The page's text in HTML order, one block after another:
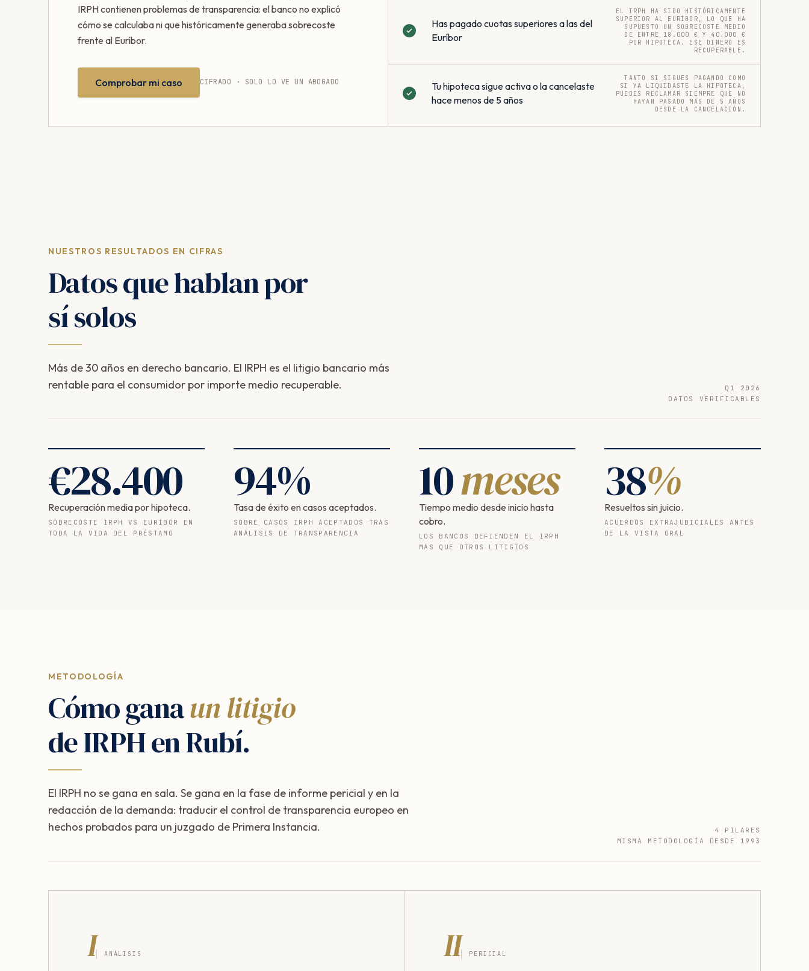
IRPH contienen problemas de transparencia: el banco no explicó
cómo se calculaba ni que históricamente generaba sobrecoste
frente al Euríbor.
Comprobar mi caso CIFRADO · SOLO LO VE UN ABOGADO
Has pagado cuotas superiores a las del
Euríbor
EL IRPH HA SIDO HISTÓRICAMENTE
SUPERIOR AL EURÍBOR, LO QUE HA
SUPUESTO UN SOBRECOSTE MEDIO
DE ENTRE 18.000 € Y 40.000 €
POR HIPOTECA. ESE DINERO ES
RECUPERABLE.
Tu hipoteca sigue activa o la cancelaste
hace menos de 5 años
TANTO SI SIGUES PAGANDO COMO
SI YA LIQUIDASTE LA HIPOTECA,
PUEDES RECLAMAR SIEMPRE QUE NO
HAYAN PASADO MÁS DE 5 AÑOS
DESDE LA CANCELACIÓN.
NUESTROS RESULTADOS EN CIFRAS
Datos que hablan por
sí solos
Más de 30 años en derecho bancario. El IRPH es el litigio bancario más
rentable para el consumidor por importe medio recuperable.
Q1 2026
DATOS VERIFICABLES
€28.400
Recuperación media por hipoteca.
SOBRECOSTE IRPH VS EURÍBOR EN
TODA LA VIDA DEL PRÉSTAMO
94%
Tasa de éxito en casos aceptados.
SOBRE CASOS IRPH ACEPTADOS TRAS
ANÁLISIS DE TRANSPARENCIA
10meses
Tiempo medio desde inicio hasta
cobro.
LOS BANCOS DEFIENDEN EL IRPH
MÁS QUE OTROS LITIGIOS
38%
Resueltos sin juicio.
ACUERDOS EXTRAJUDICIALES ANTES
DE LA VISTA ORAL
METODOLOGÍA
Cómo ganaun litigio
de IRPH en Rubí.
El IRPH no se gana en sala. Se gana en la fase de informe pericial y en la
redacción de la demanda: traducir el control de transparencia europeo en
hechos probados para un juzgado de Primera Instancia.
4 PILARES
MISMA METODOLOGÍA DESDE 1993
I ANÁLISIS II PERICIAL